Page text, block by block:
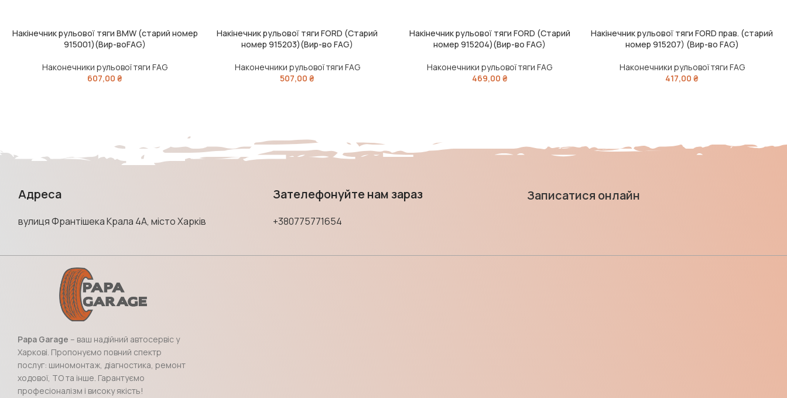
ЧИТАТИ ДАЛІ
Накінечник рульової тяги BMW (старий номер
915001)(Вир-воFAG)
Наконечники рульової тяги FAG
607,00₴
ДОДАТИ В КОШИК
Накінечник рульової тяги FORD (Старий
номер 915203)(Вир-во FAG)
Наконечники рульової тяги FAG
507,00₴
ДОДАТИ В КОШИК
Накінечник рульової тяги FORD (Старий
номер 915204)(Вир-во FAG)
Наконечники рульової тяги FAG
469,00 ₴
ДОДАТИ В КОШИК
Накінечник рульової тяги FORD прав. (старий
номер 915207) (Вир-во FAG)
Наконечники рульової тяги FAG
417,00₴
Адреса
вулиця Франтішека Крала 4А, місто Харків
Зателефонуйте нам зараз
+380775771654
Записатися онлайн
Papa Garage – ваш надійний автосервіс у
Харкові. Пропонуємо повний спектр
послуг: шиномонтаж, діагностика, ремонт
ходової, ТО та інше. Гарантуємо
професіоналізм і високу якість!